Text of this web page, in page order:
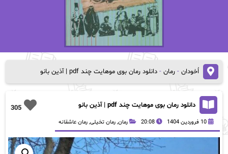
اُخودان- رمان- دانلود رمان بوی موهایت چند pdf | آذین بانو
305 دانلود رمان بوی موهایت چند pdf | آذین بانو
10 فروردین 1404 20:08 رمان, رمان تخیلی, رمان عاشقانه